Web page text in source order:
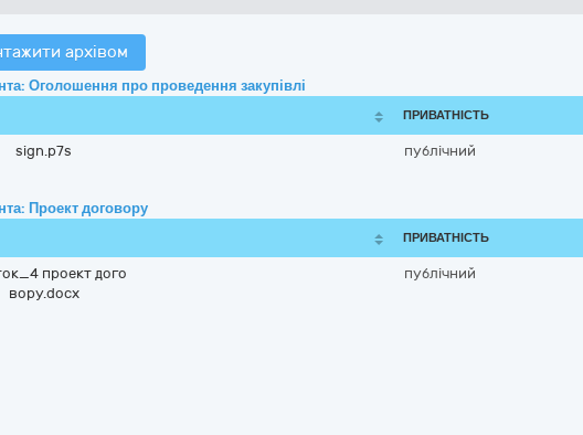
архівом
Оголошення про проведення закупівлі
ПРИВАТНІСТЬ
sign.p7s публічний
Проект договору
ПРИВАТНІСТЬ
проект дого
вору.docx
публічний